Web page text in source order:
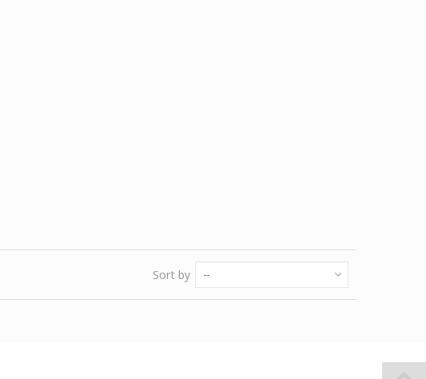
Sort by --